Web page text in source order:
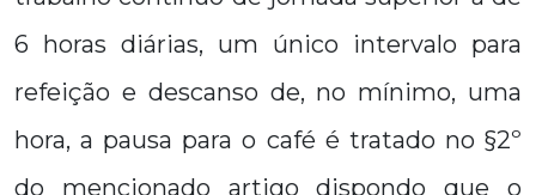
6 horas diárias, um único intervalo para
refeição e descanso de, no mínimo, uma
hora, a pausa para o café é tratado no §2º
do mencionado artigo dispondo que o